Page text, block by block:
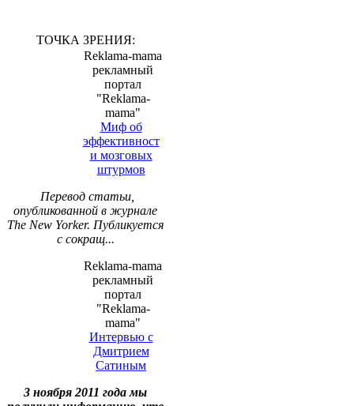
ТОЧКА ЗРЕНИЯ:
Reklama-mama
рекламный
портал
"Reklama-
mama"
Миф об
эффективност
и мозговых
штурмов
Перевод статьи,
опубликованной в журнале
The New Yorker. Публикуется
с сокращ...
Reklama-mama
рекламный
портал
"Reklama-
mama"
Интервью с
Дмитрием
Сатиным
3 ноября 2011 года мы